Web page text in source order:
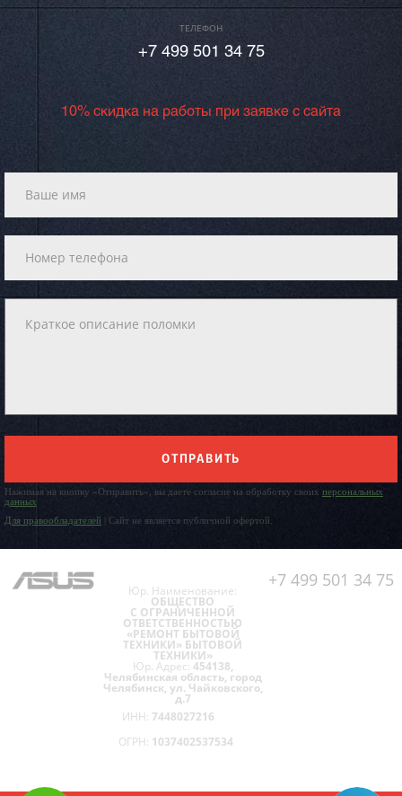
ТЕЛЕФОН
+7 499 501 34 75
10% скидка на работы при заявке с сайта
ОТПРАВИТЬ
Нажимая на кнопку «Отправить», вы даете согласие на обработку своих персональных
данных
Для правообладателей | Сайт не является публичной офертой.
+7 499 501 34 75
Юр. Наименование:
ОБЩЕСТВО
С ОГРАНИЧЕННОЙ
ОТВЕТСТВЕННОСТЬЮ
«РЕМОНТ БЫТОВОЙ
ТЕХНИКИ» БЫТОВОЙ
ТЕХНИКИ»
Юр. Адрес: 454138,
Челябинская область, город
Челябинск, ул. Чайковского,
д.7
ИНН: 7448027216
ОГРН: 1037402537534